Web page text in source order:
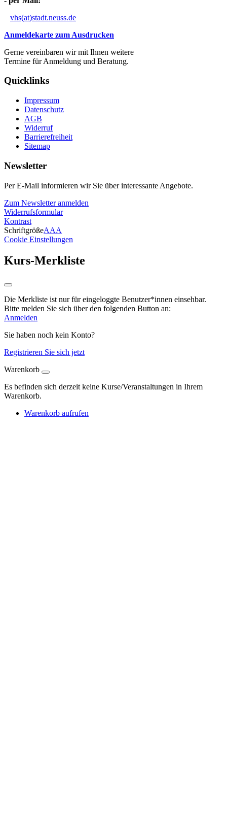
vhs(at)stadt.neuss.de
Anmeldekarte zum Ausdrucken
Gerne vereinbaren wir mit Ihnen weitere
Termine für Anmeldung und Beratung.
Quicklinks
Impressum
Datenschutz
AGB
Widerruf
Barrierefreiheit
Sitemap
Newsletter
Per E-Mail informieren wir Sie über interessante Angebote.
Zum Newsletter anmelden
Widerrufsformular
Kontrast
SchriftgrößeAAA
Cookie Einstellungen
Kurs-Merkliste
Die Merkliste ist nur für eingeloggte Benutzer*innen einsehbar.
Bitte melden Sie sich über den folgenden Button an:
Anmelden
Sie haben noch kein Konto?
Registrieren Sie sich jetzt
Warenkorb
Es befinden sich derzeit keine Kurse/Veranstaltungen in Ihrem
Warenkorb.
Warenkorb aufrufen